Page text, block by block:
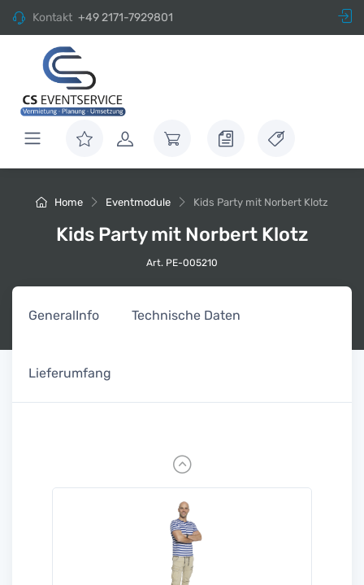
Kontakt +49 2171-7929801
Home Eventmodule Kids Party mit Norbert Klotz
Kids Party mit Norbert Klotz
Art. PE-005210
GeneralInfo Technische Daten
Lieferumfang
Previous